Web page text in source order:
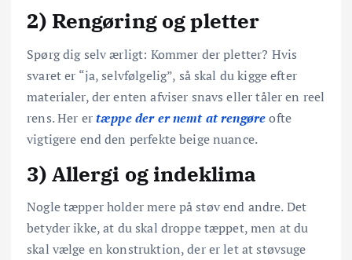
2) Rengøring og pletter
Spørg dig selv ærligt: Kommer der pletter? Hvis
svaret er “ja, selvfølgelig”, så skal du kigge efter
materialer, der enten afviser snavs eller tåler en reel
rens. Her ertæppe der er nemt at rengøreofte
vigtigere end den perfekte beige nuance.
3) Allergi og indeklima
Nogle tæpper holder mere på støv end andre. Det
betyder ikke, at du skal droppe tæppet, men at du
skal vælge en konstruktion, der er let at støvsuge